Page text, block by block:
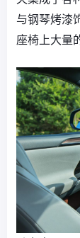
与钢琴烤漆
座椅上大量